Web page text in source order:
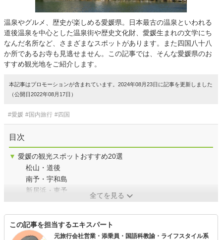
温泉やグルメ、歴史が楽しめる愛媛県。日本最古の温泉といわれる
道後温泉を中心とした温泉街や歴史文化財、愛媛生まれの文学にち
なんだ名所など、さまざまなスポットがあります。また四国八十八
か所であるお寺も見逃せません。この記事では、そんな愛媛県のお
すすめ観光地をご紹介します。
本記事はプロモーションが含まれています。2024年08月23日に記事を更新しました
（公開日2022年08月17日）
#愛媛 #国内旅行 #四国
目次
▼ 愛媛の観光スポットおすすめ20選
松山・道後
南予・宇和島
新居浜・東予
全てを見る
この記事を担当するエキスパート
元旅行会社営業・添乗員・国語科教諭・ライフスタイル系